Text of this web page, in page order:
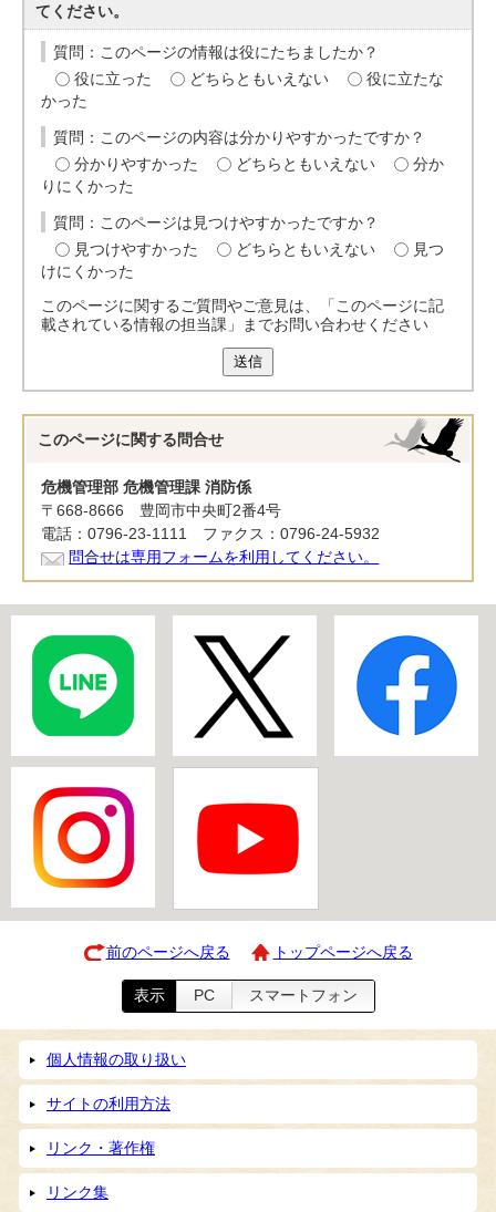
てください。
質問：このページの情報は役にたちましたか？
役に立った
どちらともいえない
役に立たな
かった
質問：このページの内容は分かりやすかったですか？
分かりやすかった
どちらともいえない
分か
りにくかった
質問：このページは見つけやすかったですか？
見つけやすかった
どちらともいえない
見つ
けにくかった
このページに関するご質問やご意見は、「このページに記
載されている情報の担当課」までお問い合わせください
送信
このページに関する 問合せ
危機管理部 危機管理課 消防係
〒668-8666 豊岡市中央町2番4号
電話：0796-23-1111 ファクス：0796-24-5932
問合せは専用フォームを利用してください。
前のページへ戻る トップページへ戻る
表示 PC スマートフォン
個人情報の取り扱い
サイトの利用方法
リンク・著作権
リンク集